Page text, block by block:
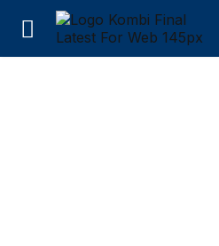
Cara Merawat